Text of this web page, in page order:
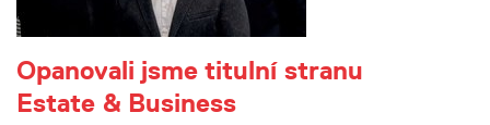
Opanovali jsme titulní stranu
Estate & Business